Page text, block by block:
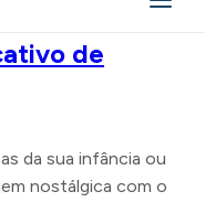
de
da sua infância ou
nostálgica com o